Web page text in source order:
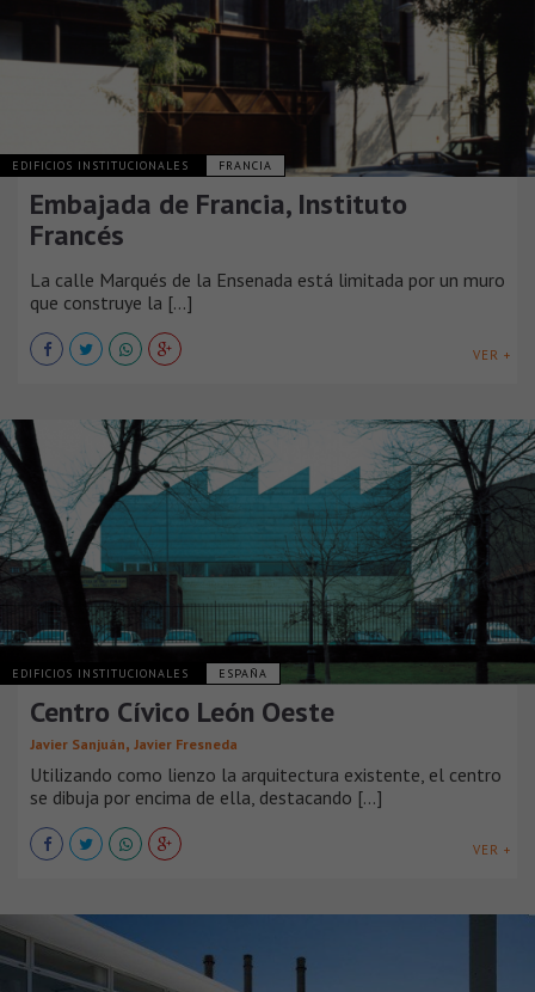
EDIFICIOS INSTITUCIONALES FRANCIA
Embajada de Francia, Instituto
Francés
La calle Marqués de la Ensenada está limitada por un muro
que construye la [...]
VER +
EDIFICIOS INSTITUCIONALES ESPAÑA
Centro Cívico León Oeste
Javier Sanjuán, Javier Fresneda
Utilizando como lienzo la arquitectura existente, el centro
se dibuja por encima de ella, destacando [...]
VER +